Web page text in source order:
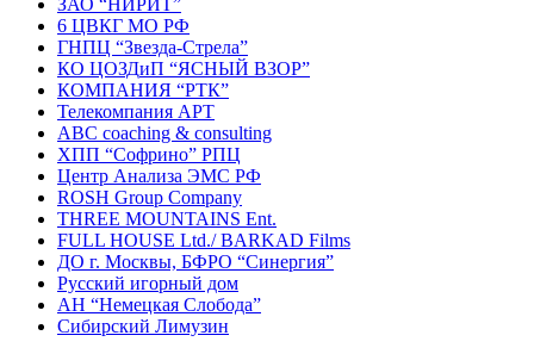
6 ЦВКГ МО РФ
ГНПЦ “Звезда-Стрела”
КО ЦОЗДиП “ЯСНЫЙ ВЗОР”
КОМПАНИЯ “РТК”
Телекомпания АРТ
ABC coaching & consulting
ХПП “Софрино” РПЦ
Центр Анализа ЭМС РФ
ROSH Group Company
THREE MOUNTAINS Ent.
FULL HOUSE Ltd./ BARKAD Films
ДО г. Москвы, БФРО “Синергия”
Русский игорный дом
АН “Немецкая Слобода”
Сибирский Лимузин